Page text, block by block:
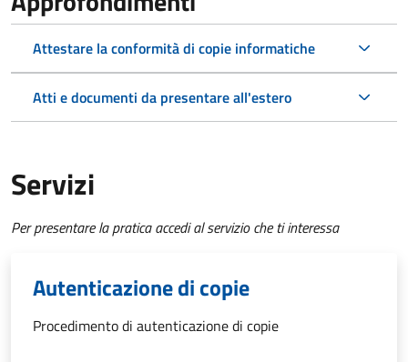
Attestare la conformità di copie informatiche
Atti e documenti da presentare all'estero
Servizi
Per presentare la pratica accedi al servizio che ti interessa
Autenticazione di copie
Procedimento di autenticazione di copie